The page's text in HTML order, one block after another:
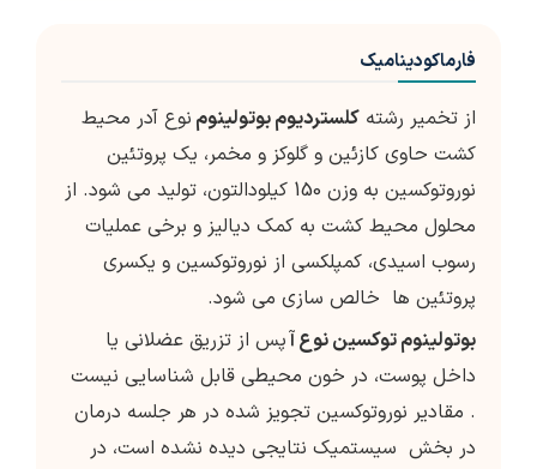
فارماکودینامیک
از تخمیر رشته کلستردیوم بوتولینوم نوع آدر محیط
کشت حاوی کازئین و گلوکز و مخمر، یک پروتئین
نوروتوکسین به وزن 150 کیلودالتون، تولید می شود. از
محلول محیط کشت به کمک دیالیز و برخی عملیات
رسوب اسیدی، کمپلکسی از نوروتوکسین و یکسری
پروتئین ها خالص سازی می شود.
بوتولینوم توکسین نوع آپس از تزریق عضلانی یا
داخل پوست، در خون محیطی قابل شناسایی نیست
. مقادیر نوروتوکسین تجویز شده در هر جلسه درمان
در بخش سیستمیک نتایجی دیده نشده است، در